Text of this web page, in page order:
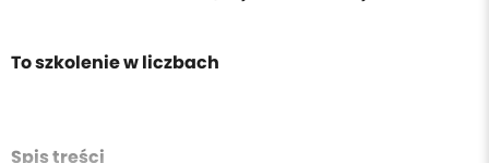
To szkolenie w liczbach
Spis treści